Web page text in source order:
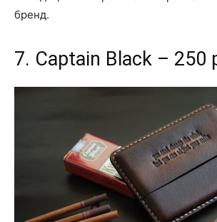
бренд.
7. Captain Black – 250